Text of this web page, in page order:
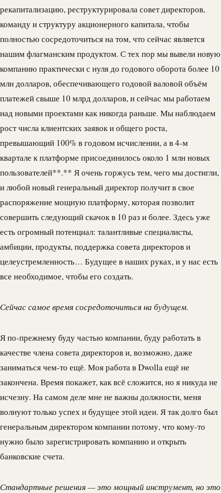
рекапитализацию, реструктурировала совет директоров,
команду и структуру акционерного капитала, чтобы
полностью сосредоточиться на том, что сейчас является
нашим флагманским продуктом. С тех пор мы вывели новую
компанию практически с нуля до годового оборота более 10
млн долларов, обеспечивающего годовой валовой объём
платежей свыше 10 млрд долларов, и сейчас мы работаем
над новыми проектами как никогда раньше. Мы наблюдаем
рост числа клиентских заявок и общего роста,
превышающий 100% в годовом исчислении, а в 4-м
квартале к платформе присоединилось около 1 млн новых
пользователей**.** Я очень горжусь тем, чего мы достигли,
и любой новый генеральный директор получит в свое
распоряжение мощную платформу, которая позволит
совершить следующий скачок в 10 раз и более. Здесь уже
есть огромный потенциал: талантливые специалисты,
амбиции, продукты, поддержка совета директоров и
целеустремленность… Будущее в наших руках, и у нас есть
все необходимое, чтобы его создать.
Сейчас самое время сосредоточиться на будущем.
Я по-прежнему буду частью компании, буду работать в
качестве члена совета директоров и, возможно, даже
заниматься чем-то ещё. Моя работа вDwollaещё не
закончена. Время покажет, как всё сложится, но я никуда не
исчезну. На самом деле мне не важны должности, меня
волнуют только успех и будущее этой идеи. Я так долго был
генеральным директором компании потому, что кому-то
нужно было зарегистрировать компанию и открыть
банковские счета.
Стандартные решения — это мощный инструмент, но это